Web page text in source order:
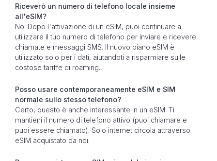
Riceverò un numero di telefono locale insieme
all'eSIM?
No. Dopo l'attivazione di un eSIM, puoi continuare a
utilizzare il tuo numero di telefono per inviare e ricevere
chiamate e messaggi SMS. Il nuovo piano eSIM è
utilizzato solo per i dati, aiutandoti a risparmiare sulle
costose tariffe di roaming.
Posso usare contemporaneamente eSIM e SIM
normale sullo stesso telefono?
Certo, questo è anche interessante in un eSIM. Ti
mantieni il numero di telefono attivo (puoi chiamare e
puoi essere chiamato). Solo internet circola attraverso
eSIM acquistato da noi.